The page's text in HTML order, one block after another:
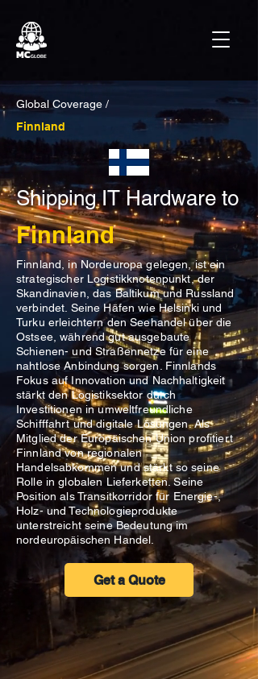
Global Coverage /
Finnland
Shipping IT Hardware to
Finnland
Finnland, in Nordeuropa gelegen, ist ein
strategischer Logistikknotenpunkt, der
Skandinavien, das Baltikum und Russland
verbindet. Seine Häfen wie Helsinki und
Turku erleichtern den Seehandel über die
Ostsee, während gut ausgebaute
Schienen- und Straßennetze für eine
nahtlose Anbindung sorgen. Finnlands
Fokus auf Innovation und Nachhaltigkeit
stärkt den Logistiksektor durch
Investitionen in umweltfreundliche
Schifffahrt und digitale Lösungen. Als
Mitglied der Europäischen Union profitiert
Finnland von regionalen
Handelsabkommen und stärkt so seine
Rolle in globalen Lieferketten. Seine
Position als Transitkorridor für Energie-,
Holz- und Technologieprodukte
unterstreicht seine Bedeutung im
nordeuropäischen Handel.
Get a Quote